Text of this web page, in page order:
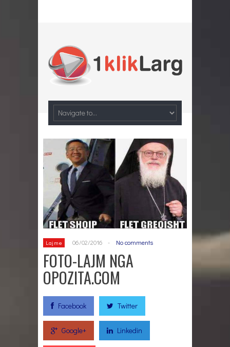
Lajme 06/02/2016 - No comments
FOTO-LAJM NGA
OPOZITA.COM
Facebook Twitter
Google+ Linkedin